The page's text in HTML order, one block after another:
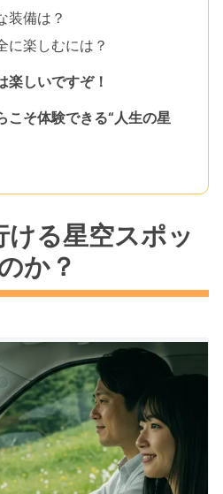
装備は？
に楽しむには？
楽しいですぞ！
こそ体験できる“人生の星
ける星空スポッ
か？